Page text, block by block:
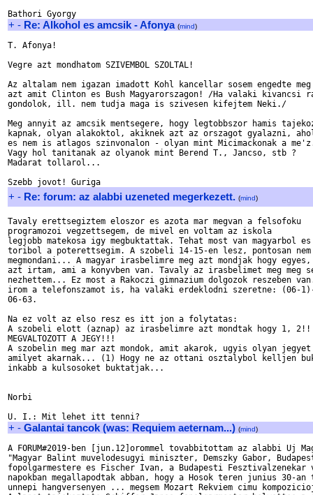
+ - Re: Alkohol es amcsik - Afonya (mind)
T. Afonya!
Vegre azt mondhatom SZIVEMBOL SZOLTAL!
Az altalam nem igazan imadott Kohl kancellar sosem engedte meg
azt amit Clinton es Bush Magyarorszagon! /Ha valaki kivancsi
gondolok, ill. nem tudja maga is szivesen kifejtem Neki./
Meg annyit az amcsik mentsegere, hogy legtobbszor hamis
kapnak, olyan alakoktol, akiknek azt az orszagot gyalazni,
es nem is atlagos szinvonalon - olyan mint Micimackonak a
Vagy hol tanitanak az olyanok mint Berend T., Jancso, stb ?
Madarat tollarol...
+ - Re: forum: az alabbi uzeneted megerkezett. (mind)
Tavaly erettsegiztem eloszor es azota mar megvan a felsofoku
programozoi vegzettsegem, de mivel en voltam az iskola
legjobb matekosa igy megbuktattak. Tehat most van magyarbol
toribol a poterettsegim. A szobeli 14-15-en lesz, pontosan
megmondani... A magyar irasbelimre meg azt mondjak hogy
azt irtam, ami a konyvben van. Tavaly az irasbelimet meg meg
nezhettem... Ez most a Rakoczi gimnazium dolgozok reszeben
irom a telefonszamot is, ha valaki erdeklodni szeretne: (06-
06-63.
Na ez volt az elso resz es itt jon a folytatas:
A szobeli elott (aznap) az irasbelimre azt mondtak hogy 1,
MEGVALTOZOTT A JEGY!!!
A szobelin meg mar azt mondok, amit akarok, ugyis olyan
amilyet akarnak... (1) Hogy ne az ottani osztalybol kelljen
inkabb a kulsosoket buktatjak...
Norbi
+ - Galantai tancok (was: Requiem aeternam...) (mind)
A FORUM#2019-ben [jun.12]orommel tovabbitottam az alabbi Uj
"Magyar Balint muvelodesugyi miniszter, Demszky Gabor,
fopolgarmestere es Fischer Ivan, a Budapesti Fesztivalzenekar
napokban megallapodtak abban, hogy a Hosok teren junius 30-an
unnepi hangversenyen ... megsem Mozart Rekviem cimu